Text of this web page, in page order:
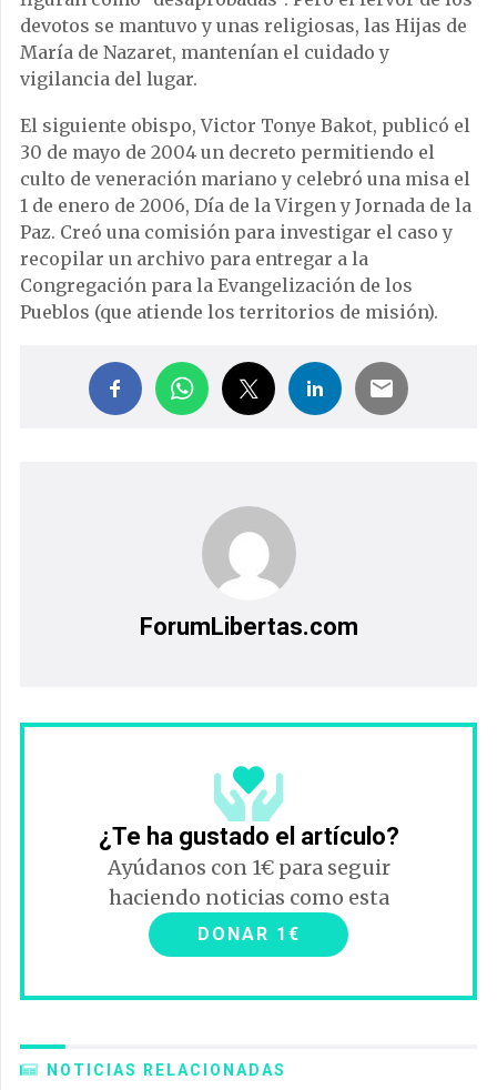
devotos se mantuvo y unas religiosas, las Hijas de
María de Nazaret, mantenían el cuidado y
vigilancia del lugar.
El siguiente obispo, Victor Tonye Bakot, publicó el
30 de mayo de 2004 un decreto permitiendo el
culto de veneración mariano y celebró una misa el
1 de enero de 2006, Día de la Virgen y Jornada de la
Paz. Creó una comisión para investigar el caso y
recopilar un archivo para entregar a la
Congregación para la Evangelización de los
Pueblos (que atiende los territorios de misión).
ForumLibertas.com
¿Te ha gustado el artículo?
Ayúdanos con 1€ para seguir
haciendo noticias como esta
DONAR 1€
NOTICIAS RELACIONADAS